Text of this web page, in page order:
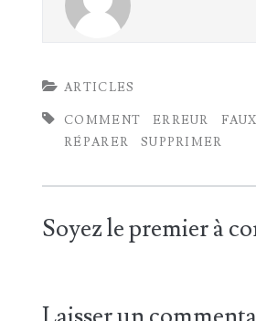
ARTICLES
COMMENT ERREUR FAUX
RÉPARER
SUPPRIMER
Soyez le premier à